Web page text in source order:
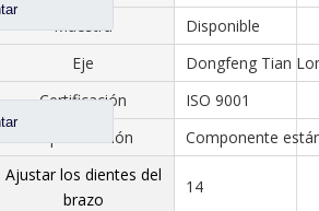
18/27 par de engranajes cónicos para Dena Axle Dongfeng T-Lift Truck repuestos 2502ZHS1827-025/026
Muestra
Disponible
Eje
Dongfeng Tian
Certificación
ISO 9001
Especificación
Componente
Ajustar los dientes del
brazo
14